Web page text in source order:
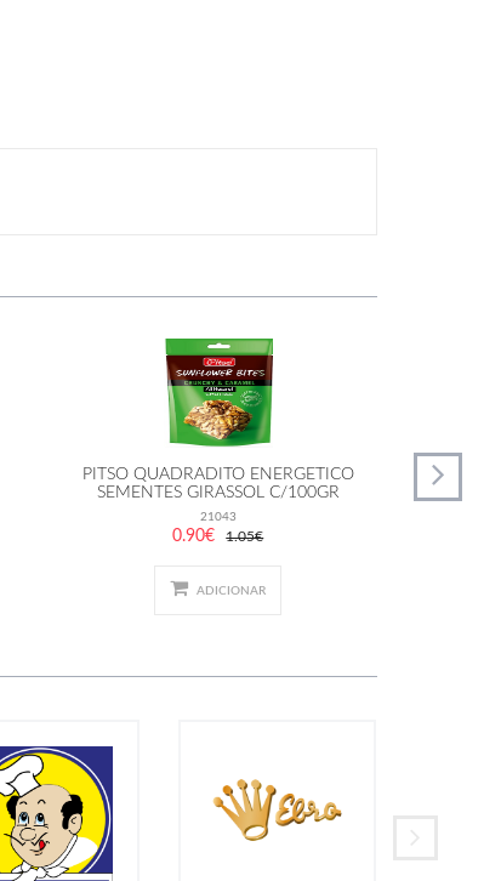
PITSO QUADRADITO ENERGETICO
SEMENTES GIRASSOL C/100GR
21043
0.90€ 1.05€
ADICIONAR